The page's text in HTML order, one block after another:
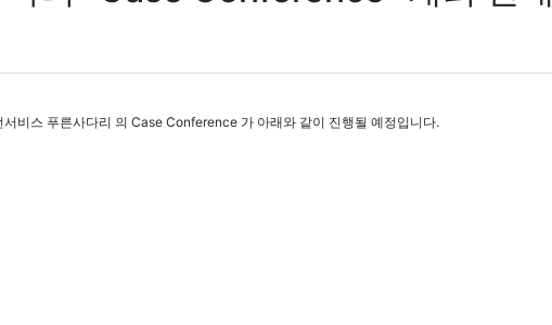
비스 푸른사다리 의 Case Conference 가 아래와 같이 진행될 예정입니다.